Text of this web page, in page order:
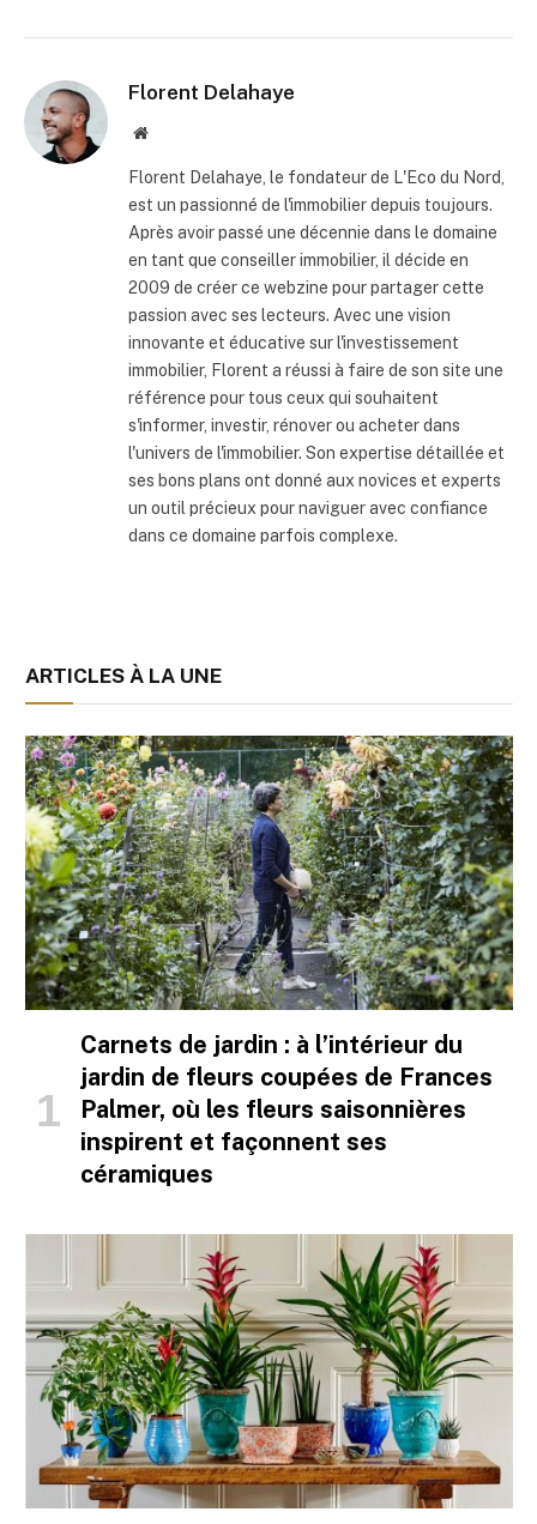
Florent Delahaye
Site
Florent Delahaye, le fondateur de L'Eco du Nord,
est un passionné de l'immobilier depuis toujours.
Après avoir passé une décennie dans le domaine
en tant que conseiller immobilier, il décide en
2009 de créer ce webzine pour partager cette
passion avec ses lecteurs. Avec une vision
innovante et éducative sur l'investissement
immobilier, Florent a réussi à faire de son site une
référence pour tous ceux qui souhaitent
s'informer, investir, rénover ou acheter dans
l'univers de l'immobilier. Son expertise détaillée et
ses bons plans ont donné aux novices et experts
un outil précieux pour naviguer avec confiance
dans ce domaine parfois complexe.
ARTICLES À LA UNE
Carnets de jardin : à l’intérieur du
jardin de fleurs coupées de Frances
Palmer, où les fleurs saisonnières
inspirent et façonnent ses
céramiques